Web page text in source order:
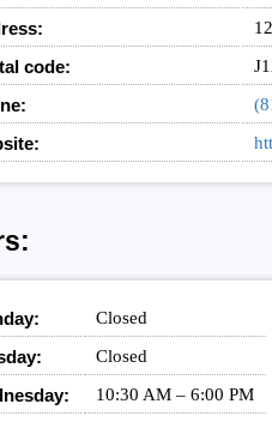
code:
Closed
Closed
10:30 AM – 6:00 PM